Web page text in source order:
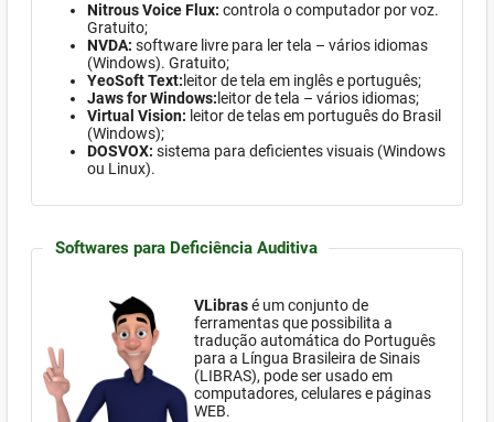
Nitrous Voice Flux: controla o computador por voz.
Gratuito;
NVDA: software livre para ler tela – vários idiomas
(Windows). Gratuito;
YeoSoft Text: leitor de tela em inglês e português;
Jaws for Windows: leitor de tela – vários idiomas;
Virtual Vision: leitor de telas em português do Brasil
(Windows);
DOSVOX: sistema para deficientes visuais (Windows
ou Linux).
Softwares para Deficiência Auditiva
VLibrasé um conjunto de
ferramentas que possibilita a
tradução automática do Português
para a Língua Brasileira de Sinais
(LIBRAS), pode ser usado em
computadores, celulares e páginas
WEB.